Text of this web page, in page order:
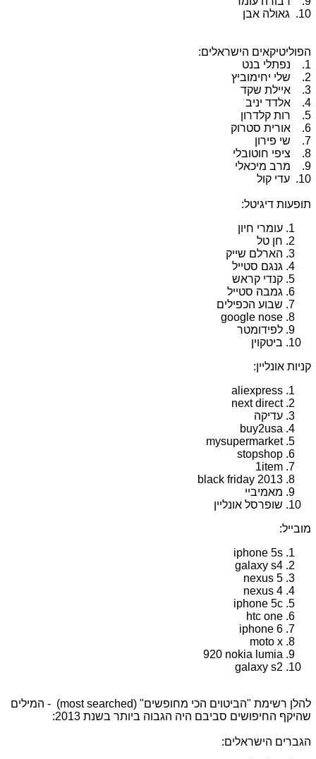
10. גאולה אבן
הפוליטיקאים הישראלים:
1. נפתלי בנט
2. שלי יחימוביץ
3. איילת שקד
4. אלדד יניב
5. רות קלדרון
6. אורית סטרוק
7. שי פירון
8. ציפי חוטובלי
9. מרב מיכאלי
10. עדי קול
תופעות דיגיטל:
עומרי חיון
חן טל
הארלם שייק
גנגם סטייל
קנדי קראש
גמבה סטייל
שבוע הכפילים
google nose
לפידומטר
ביטקוין
קניות אונליין:
aliexpress
next direct
עדיקה
buy2usa
mysupermarket
stopshop
1item
black friday 2013
מאמיביי
שופרסל אונליין
מובייל:
iphone 5s
galaxy s4
nexus 5
nexus 4
iphone 5c
htc one
iphone 6
moto x
nokia lumia
galaxy s2
להלן רשימת "הביטוים הכי מחופשים" (most searched) - המילים
שהיקף החיפושים סביבם היה הגבוה ביותר בשנת 2013:
הגברים הישראלים: